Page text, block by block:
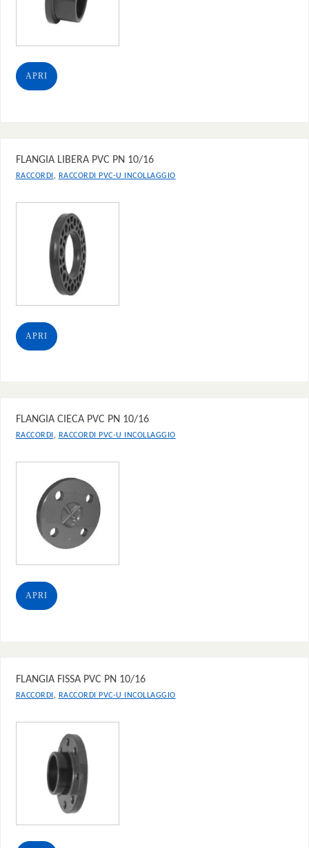
APRI
FLANGIA LIBERA PVC PN 10/16
RACCORDI , RACCORDI PVC-U INCOLLAGGIO
APRI
FLANGIA CIECA PVC PN 10/16
RACCORDI, RACCORDI PVC-U INCOLLAGGIO
APRI
FLANGIA FISSA PVC PN 10/16
RACCORDI RACCORDI PVC-U INCOLLAGGIO